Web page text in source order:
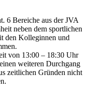
6 Bereiche aus der JVA
neben dem sportlichen
den Kolleginnen und
von 13:00 – 18:30 Uhr
weiteren Durchgang
zeitlichen Gründen nicht